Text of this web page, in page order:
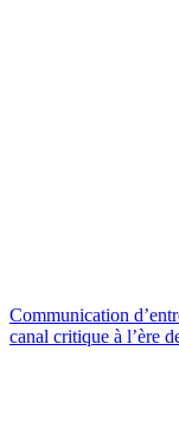
Communication
canal critique à l’ère